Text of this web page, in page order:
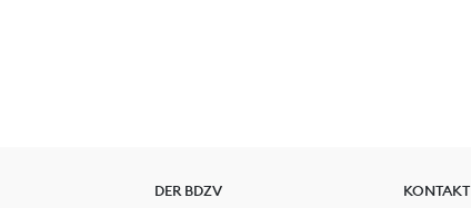
DER BDZV KONTAKT